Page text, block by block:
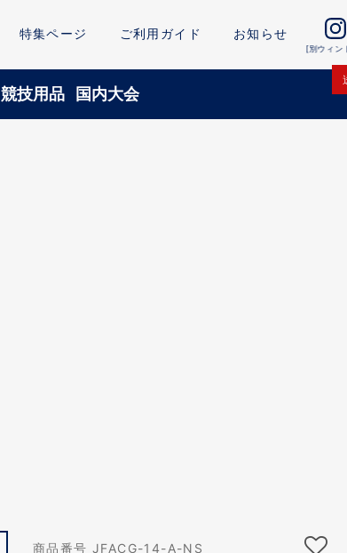
特集ページ ご利用ガイド お知らせ
[別ウィン
競技用品 国内大会
商品番号 JFACG-14-A-NS